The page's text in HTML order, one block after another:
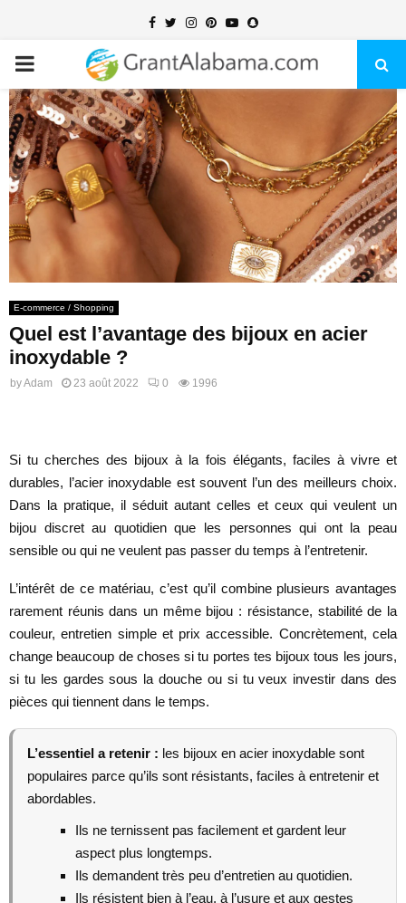
Facebook
TwitterInstagram
PinterestYoutubeSnapchat
PRIMARY
MENU
E-commerce / Shopping
Quel est l’avantage des bijoux en acier
inoxydable ?
byAdam 23 août 2022 0 1996
Si tu cherches des bijoux à la fois élégants, faciles à vivre et
durables, l’acier inoxydable est souvent l’un des meilleurs choix.
Dans la pratique, il séduit autant celles et ceux qui veulent un
bijou discret au quotidien que les personnes qui ont la peau
sensible ou qui ne veulent pas passer du temps à l’entretenir.
L’intérêt de ce matériau, c’est qu’il combine plusieurs avantages
rarement réunis dans un même bijou : résistance, stabilité de la
couleur, entretien simple et prix accessible. Concrètement, cela
change beaucoup de choses si tu portes tes bijoux tous les jours,
si tu les gardes sous la douche ou si tu veux investir dans des
pièces qui tiennent dans le temps.
L’essentiel a retenir : les bijoux en acier inoxydable sont
populaires parce qu’ils sont résistants, faciles à entretenir et
abordables.
Ils ne ternissent pas facilement et gardent leur
aspect plus longtemps.
Ils demandent très peu d’entretien au quotidien.
Ils résistent bien à l’eau, à l’usure et aux gestes